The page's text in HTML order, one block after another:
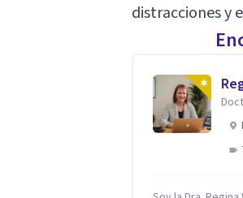
distracciones y